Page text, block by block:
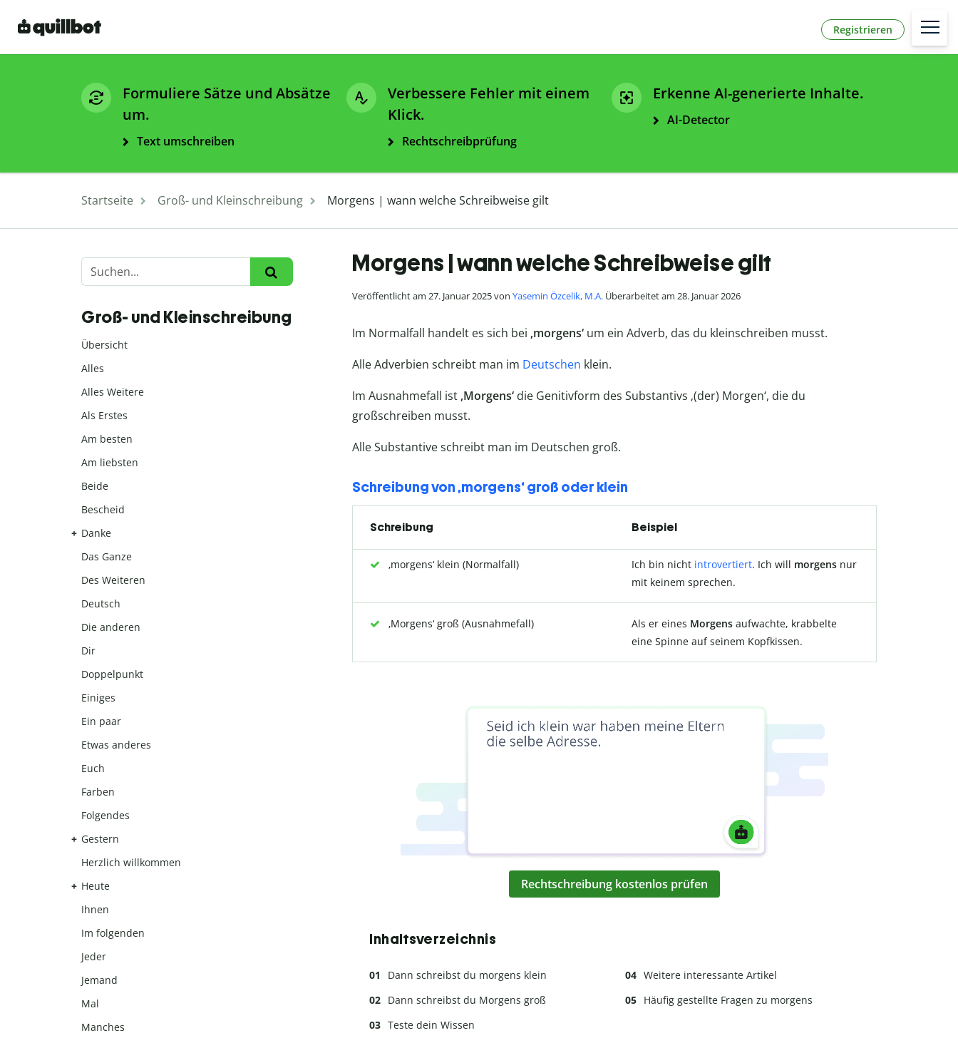
Registrieren
Formuliere Sätze und Absätze
um.
Text umschreiben
Verbessere Fehler mit einem
Klick.
Rechtschreibprüfung
Erkenne AI-generierte Inhalte.
AI-Detector
Startseite Groß- und Kleinschreibung Morgens | wann welche Schreibweise gilt
Morgens | wann welche Schreibweise gilt
Veröffentlicht am 27. Januar 2025 von Yasemin Özcelik, M.A. Überarbeitet am 28. Januar 2026
Im Normalfall handelt es sich bei ‚morgens‘ um ein Adverb, das du kleinschreiben musst.
Alle Adverbien schreibt man im Deutschen klein.
Im Ausnahmefall ist ‚Morgens‘ die Genitivform des Substantivs ‚(der) Morgen‘, die du
großschreiben musst.
Alle Substantive schreibt man im Deutschen groß.
Schreibung von ‚morgens‘ groß oder klein
Schreibung Beispiel
‚morgens‘ klein (Normalfall) Ich bin nicht introvertiert. Ich will morgens nur
mit keinem sprechen.
‚Morgens‘ groß (Ausnahmefall) Als er eines Morgens aufwachte, krabbelte
eine Spinne auf seinem Kopfkissen.
Rechtschreibung kostenlos prüfen
Inhaltsverzeichnis
Dann schreibst du morgens klein
Dann schreibst du Morgens groß
Teste dein Wissen
Weitere interessante Artikel
Häufig gestellte Fragen zu morgens
Groß- und Kleinschreibung
Übersicht
Alles
Alles Weitere
Als Erstes
Am besten
Am liebsten
Beide
Bescheid
Danke
Das Ganze
Des Weiteren
Deutsch
Die anderen
Dir
Doppelpunkt
Einiges
Ein paar
Etwas anderes
Euch
Farben
Folgendes
Gestern
Herzlich willkommen
Heute
Ihnen
Im folgenden
Jeder
Jemand
Mal
Manches